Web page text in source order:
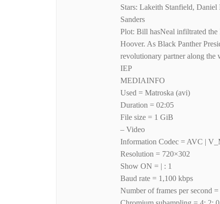
Stars: Lakeith Stanfield,
Sanders
Plot: Bill hasNeal infiltrated
Hoover. As Black Panther
revolutionary partner along the
IEP
MEDIAINFO
Used = Matroska (avi)
Duration = 02:05
File size = 1 GiB
– Video
Information Codec = AVC |
Resolution = 720×302
Show ON = | : 1
Baud rate = 1,100 kbps
Number of frames per second